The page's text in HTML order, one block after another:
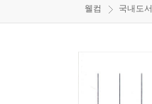
웰컴 국내도서